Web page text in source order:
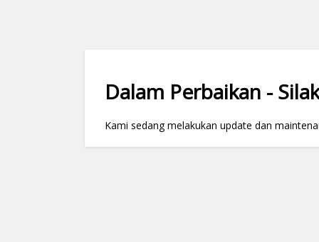
Dalam Perbaikan -
Kami sedang melakukan update dan